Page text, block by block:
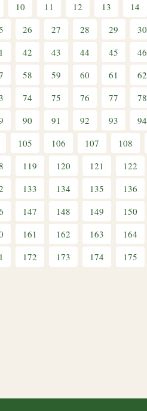
10 11 12 13 14
26 27 28 29 30
42 43 44 45 46
58 59 60 61 62
74 75 76 77 78
90 91 92 93 94
105 106 107 108
119 120 121 122
133 134 135 136
147 148 149 150
161 162 163 164
172 173 174 175